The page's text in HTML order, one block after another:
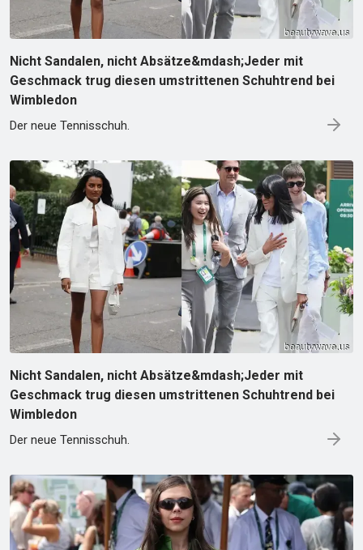
Nicht Sandalen, nicht Absätze&mdash;Jeder mit
Geschmack trug diesen umstrittenen Schuhtrend bei
Wimbledon
Der neue Tennisschuh.
Nicht Sandalen, nicht Absätze&mdash;Jeder mit
Geschmack trug diesen umstrittenen Schuhtrend bei
Wimbledon
Der neue Tennisschuh.